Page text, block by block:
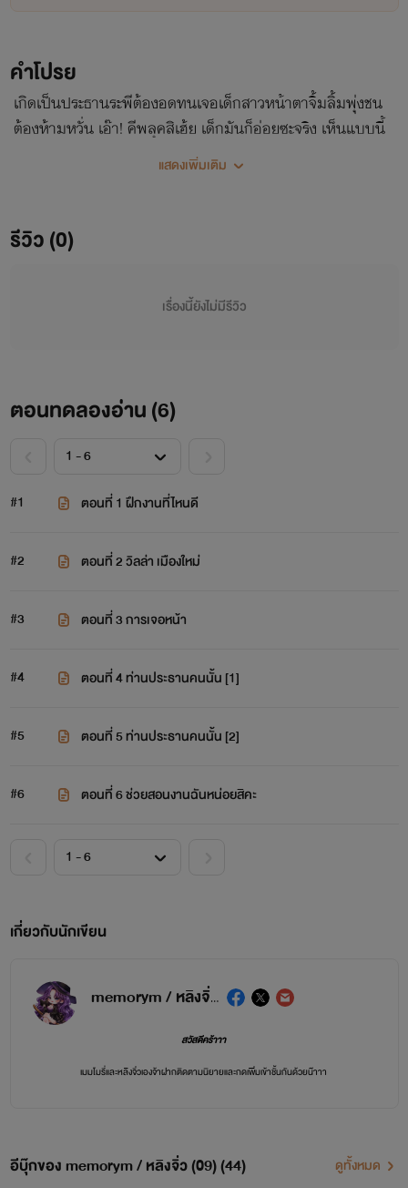
คำโปรย
เกิดเป็นประธานระพีต้องอดทนเจอเด็กสาวหน้าตาจิ้มลิ้มพุ่งชน
ต้องห้ามหวั่น เอ๊า! คีพลุคสิเฮ้ย เด็กมันก็อ่อยซะจริง เห็นแบบนี้
เล่นเอาประธานหนุ่มอย่างเขาชักใจเต้นตึกตักแล้วสิ ใครจะไปห้าม
แสดงเพิ่มเติม
รีวิว (0)
เรื่องนี้ยังไม่มีรีวิว
ตอนทดลองอ่าน (6)
#1 ตอนที่ 1 ฝึกงานที่ไหนดี
#2 ตอนที่ 2 วิลล่า เมืองใหม่
#3 ตอนที่ 3 การเจอหน้า
#4 ตอนที่ 4 ท่านประธานคนนั้น [1]
#5 ตอนที่ 5 ท่านประธานคนนั้น [2]
#6 ตอนที่ 6 ช่วยสอนงานฉันหน่อยสิคะ
เกี่ยวกับนักเขียน
memorym / หลิงจิ่ว (09)
สวัสดีคร้าาา
เมมโมรี่และหลิงจิ่วเองจ้าฝากติดตามนิยายและกดเพิ่มเข้าชั้นกันด้วยน๊าาา
ฟินกับคลิปและภาพประกอบเพิ่มเติมได้ทาง
อีบุ๊กของ memorym / หลิงจิ่ว (09) (44) ดูทั้งหมด